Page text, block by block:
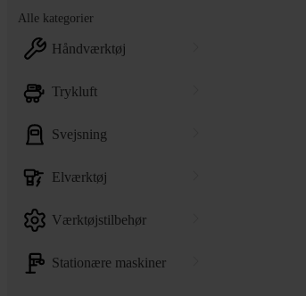
Alle kategorier
håndværktøj
trykluft
svejsning
elværktøj
værktøjstilbehør
stationære maskiner